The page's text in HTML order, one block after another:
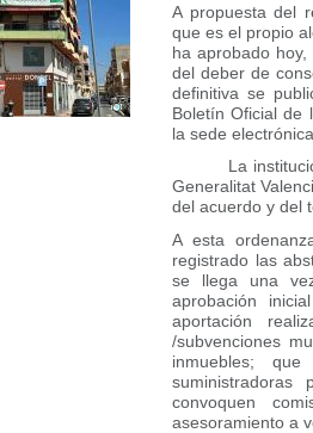
A propuesta del
que es el propio
ha aprobado
del deber de
definitiva se
Boletín Oficial de
la sede
La
Generalitat
del acuerdo y del
A esta
registrado las
se llega una
aprobación
aportación
/subvenciones
inmuebles;
convoquen
asesoramiento a